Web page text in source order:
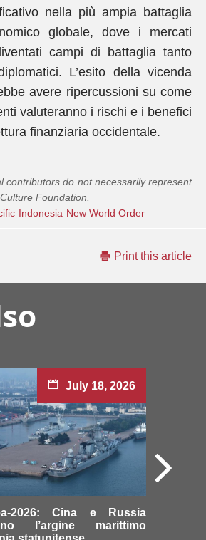
nella più ampia battaglia
globale, dove i mercati
campi di battaglia tanto
L’esito della vicenda
avere ripercussioni su come
valuteranno i rischi e i benefici
finanziaria occidentale.
contributors do not necessarily represent
Foundation.
Indonesia New World Order
Print this article
July 18, 2026
2026: Cina e Russia
l’argine marittimo